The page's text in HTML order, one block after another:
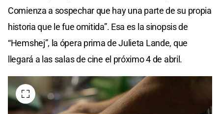
Comienza a sospechar que hay una parte de su propia
historia que le fue omitida”. Esa es la sinopsis de
“Hemshej”, la ópera prima de Julieta Lande, que
llegará a las salas de cine el próximo 4 de abril.